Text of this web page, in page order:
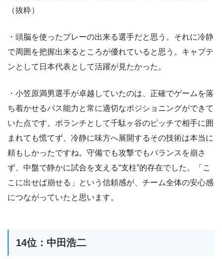
（抜粋）
・頭脳を使ったプレーの出来る選手だと思う。それに冷静
で周囲を把握出来るところが優れていると思う。キャプテ
ンとして日本代表として活躍が見たかった。
・小笠原満男選手が卓越していたのは、正確でゲームを落
ち着かせるパス能力と常に適切なポジショニングができて
いた点です。ボランチとして千駄ヶ谷のピッチで相手に囲
まれても慌てず、冷静に味方へ展開するその技術は本当に
頼もしかったですね。守備でも攻撃でもバランスを崩さ
ず、中盤で静かに試合を支える“支柱”的存在でした。「こ
こに出せば崩せる」という信頼感が、チーム全体の安心感
につながっていたと思います。
14位：中田浩二